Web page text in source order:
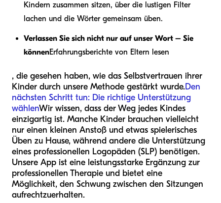
Kindern zusammen sitzen, über die lustigen Filter
lachen und die Wörter gemeinsam üben.
Verlassen Sie sich nicht nur auf unser Wort – Sie
könnenErfahrungsberichte von Eltern lesen
, die gesehen haben, wie das Selbstvertrauen ihrer
Kinder durch unsere Methode gestärkt wurde.Den
nächsten Schritt tun: Die richtige Unterstützung
wählenWir wissen, dass der Weg jedes Kindes
einzigartig ist. Manche Kinder brauchen vielleicht
nur einen kleinen Anstoß und etwas spielerisches
Üben zu Hause, während andere die Unterstützung
eines professionellen Logopäden (SLP) benötigen.
Unsere App ist eine leistungsstarke Ergänzung zur
professionellen Therapie und bietet eine
Möglichkeit, den Schwung zwischen den Sitzungen
aufrechtzuerhalten.